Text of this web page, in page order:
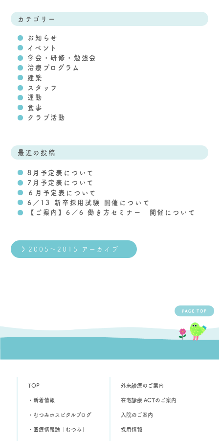
カテゴリー
お知らせ
イベント
学会・研修・勉強会
治療プログラム
建築
スタッフ
運動
食事
クラブ活動
最近の投稿
8月予定表について
7月予定表について
６月予定表について
6／13 新卒採用試験 開催について
【ご案内】6／6 働き方セミナー 開催について
2005～2015 アーカイブ
TOP
・新着情報
・むつみホスピタルブログ
・医療情報誌「むつみ」
外来診療のご案内
在宅診療 ACTのご案内
入院のご案内
採用情報